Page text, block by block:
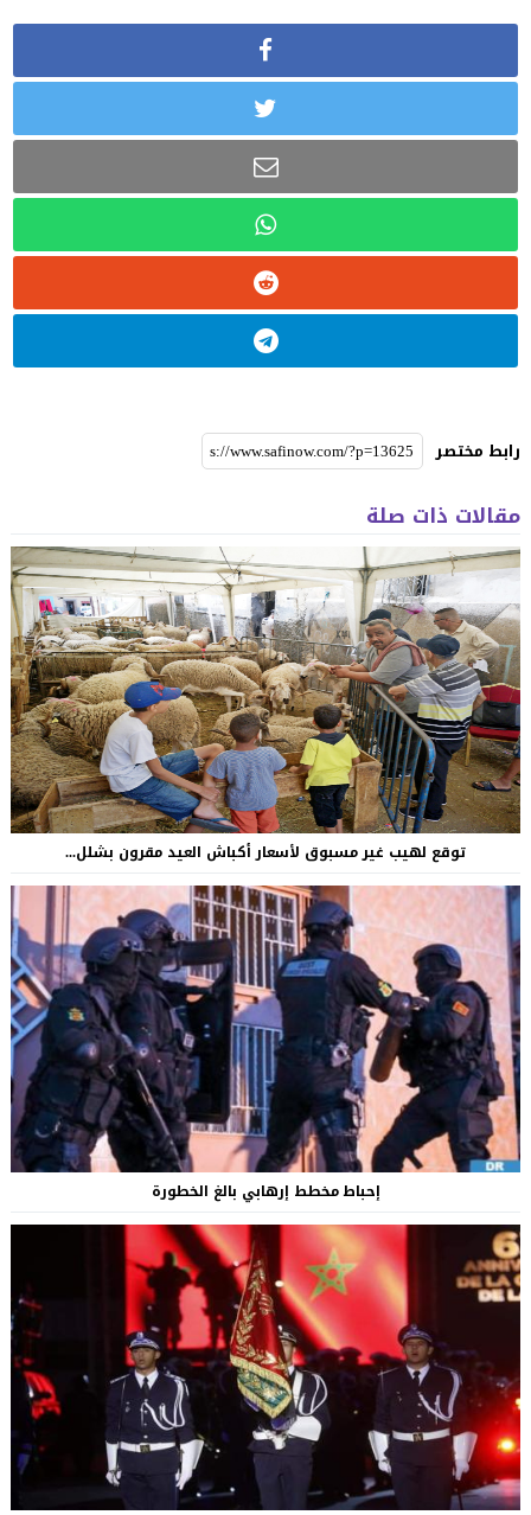
رابط مختصر
مقالات ذات صلة
توقع لهيب غير مسبوق لأسعار أكباش العيد مقرون بشلل...
إحباط مخطط إرهابي بالغ الخطورة